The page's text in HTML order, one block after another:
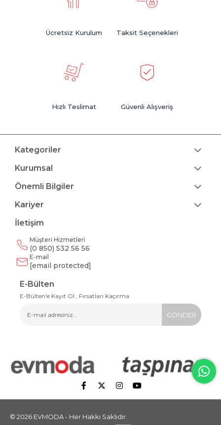
Ücretsiz Kurulum Taksit Seçenekleri
Hızlı Teslimat Güvenli Alışveriş
Kategoriler
Kurumsal
Önemli Bilgiler
Kariyer
İletişim
Müşteri Hizmetleri
(0 850) 532 56 56
E-mail
[email protected]
E-Bülten
E-Bülten'e Kayıt Ol , Fırsatları Kaçırma
GÖNDER
© 2026 EVMODA - Her Hakkı Saklıdır.